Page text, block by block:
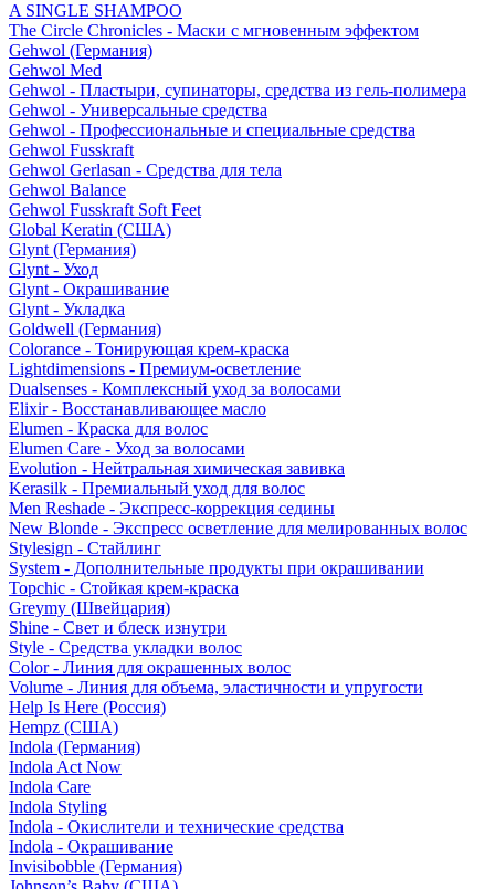
A SINGLE SHAMPOO
The Circle Chronicles - Маски с мгновенным эффектом
Gehwol (Германия)
Gehwol Med
Gehwol - Пластыри, супинаторы, средства из гель-полимера
Gehwol - Универсальные средства
Gehwol - Профессиональные и специальные средства
Gehwol Fusskraft
Gehwol Gerlasan - Средства для тела
Gehwol Balance
Gehwol Fusskraft Soft Feet
Global Keratin (США)
Glynt (Германия)
Glynt - Уход
Glynt - Окрашивание
Glynt - Укладка
Goldwell (Германия)
Colorance - Тонирующая крем-краска
Lightdimensions - Премиум-осветление
Dualsenses - Комплексный уход за волосами
Elixir - Восстанавливающее масло
Elumen - Краска для волос
Elumen Care - Уход за волосами
Evolution - Нейтральная химическая завивка
Kerasilk - Премиальный уход для волос
Men Reshade - Экспресс-коррекция седины
New Blonde - Экспресс осветление для мелированных волос
Stylesign - Стайлинг
System - Дополнительные продукты при окрашивании
Topchic - Стойкая крем-краска
Greymy (Швейцария)
Shine - Свет и блеск изнутри
Style - Средства укладки волос
Color - Линия для окрашенных волос
Volume - Линия для объема, эластичности и упругости
Help Is Here (Россия)
Hempz (США)
Indola (Германия)
Indola Act Now
Indola Care
Indola Styling
Indola - Окислители и технические средства
Indola - Окрашивание
Invisibobble (Германия)